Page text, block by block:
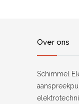
Over ons
Schimmel